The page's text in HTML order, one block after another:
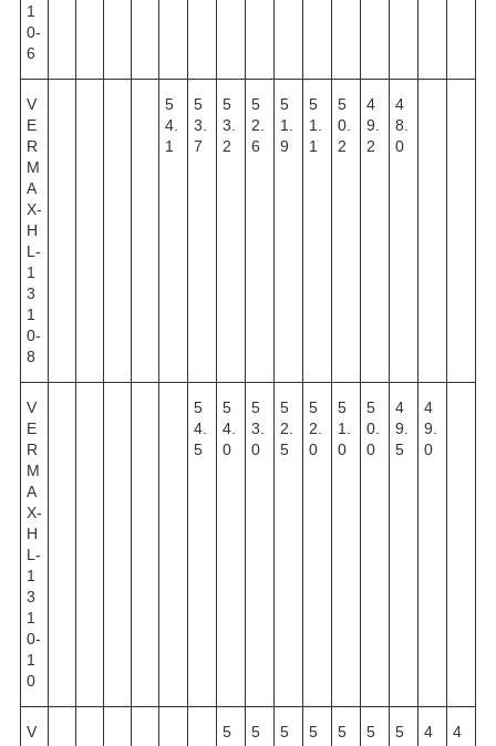
1
0-
6
V
E
R
M
A
X-
H
L-
1
3
1
0-
8
5
4.
1
5
3.
7
5
3.
2
5
2.
6
5
1.
9
5
1.
1
5
0.
2
4
9.
2
4
8.
0
V
E
R
M
A
X-
H
L-
1
3
1
0-
1
0
5
4.
5
5
4.
0
5
3.
0
5
2.
5
5
2.
0
5
1.
0
5
0.
0
4
9.
5
4
9.
0
V
5
5
5
5
5
5
5
4
4